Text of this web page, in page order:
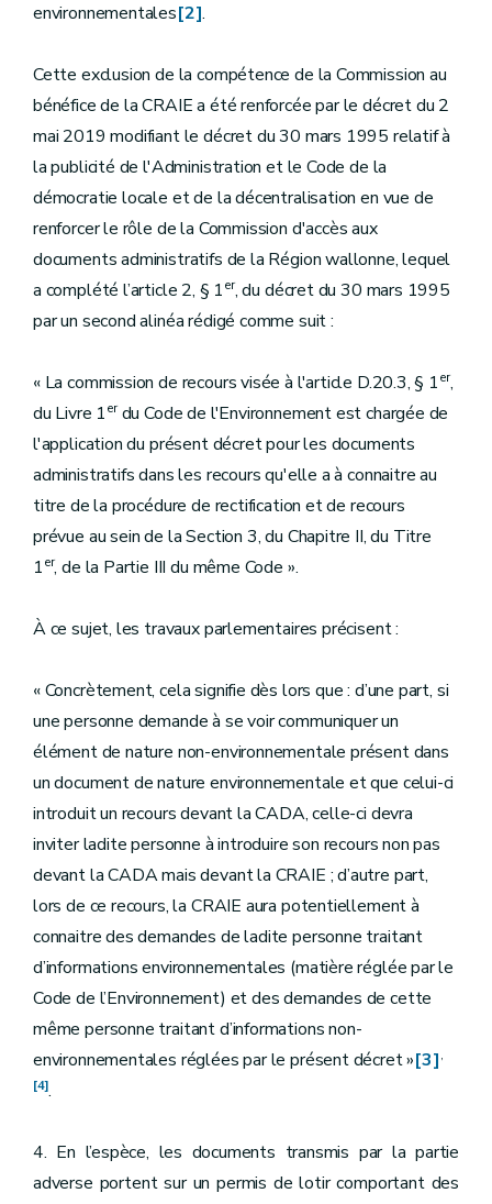
environnementales[2].
Cette exclusion de la compétence de la Commission au
bénéfice de la CRAIE a été renforcée par le décret du 2
mai 2019 modifiant le décret du 30 mars 1995 relatif à
la publicité de l'Administration et le Code de la
démocratie locale et de la décentralisation en vue de
renforcer le rôle de la Commission d'accès aux
documents administratifs de la Région wallonne, lequel
a complété l’article 2, § 1er, du décret du 30 mars 1995
par un second alinéa rédigé comme suit :
« La commission de recours visée à l'article D.20.3, § 1er,
du Livre 1erdu Code de l'Environnement est chargée de
l'application du présent décret pour les documents
administratifs dans les recours qu'elle a à connaitre au
titre de la procédure de rectification et de recours
prévue au sein de la Section 3, du Chapitre II, du Titre
1er, de la Partie III du même Code ».
À ce sujet, les travaux parlementaires précisent :
« Concrètement, cela signifie dès lors que : d’une part, si
une personne demande à se voir communiquer un
élément de nature non-environnementale présent dans
un document de nature environnementale et que celui-ci
introduit un recours devant la CADA, celle-ci devra
inviter ladite personne à introduire son recours non pas
devant la CADA mais devant la CRAIE ; d’autre part,
lors de ce recours, la CRAIE aura potentiellement à
connaitre des demandes de ladite personne traitant
d’informations environnementales (matière réglée par le
Code de l’Environnement) et des demandes de cette
même personne traitant d’informations non-
environnementales réglées par le présent décret »[3],
[4].
4. En l’espèce, les documents transmis par la partie
adverse portent sur un permis de lotir comportant des